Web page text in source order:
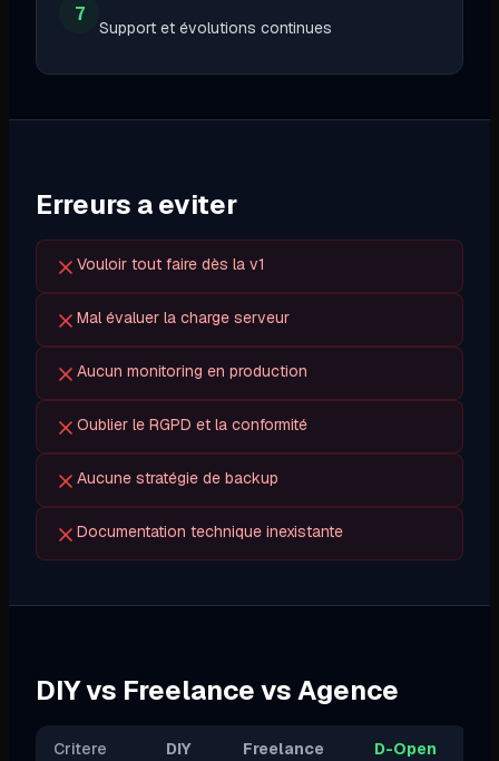
7
Support et évolutions continues
Erreurs a eviter
Vouloir tout faire dès la v1
Mal évaluer la charge serveur
Aucun monitoring en production
Oublier le RGPD et la conformité
Aucune stratégie de backup
Documentation technique inexistante
DIY vs Freelance vs Agence
Critere DIY Freelance D-Open